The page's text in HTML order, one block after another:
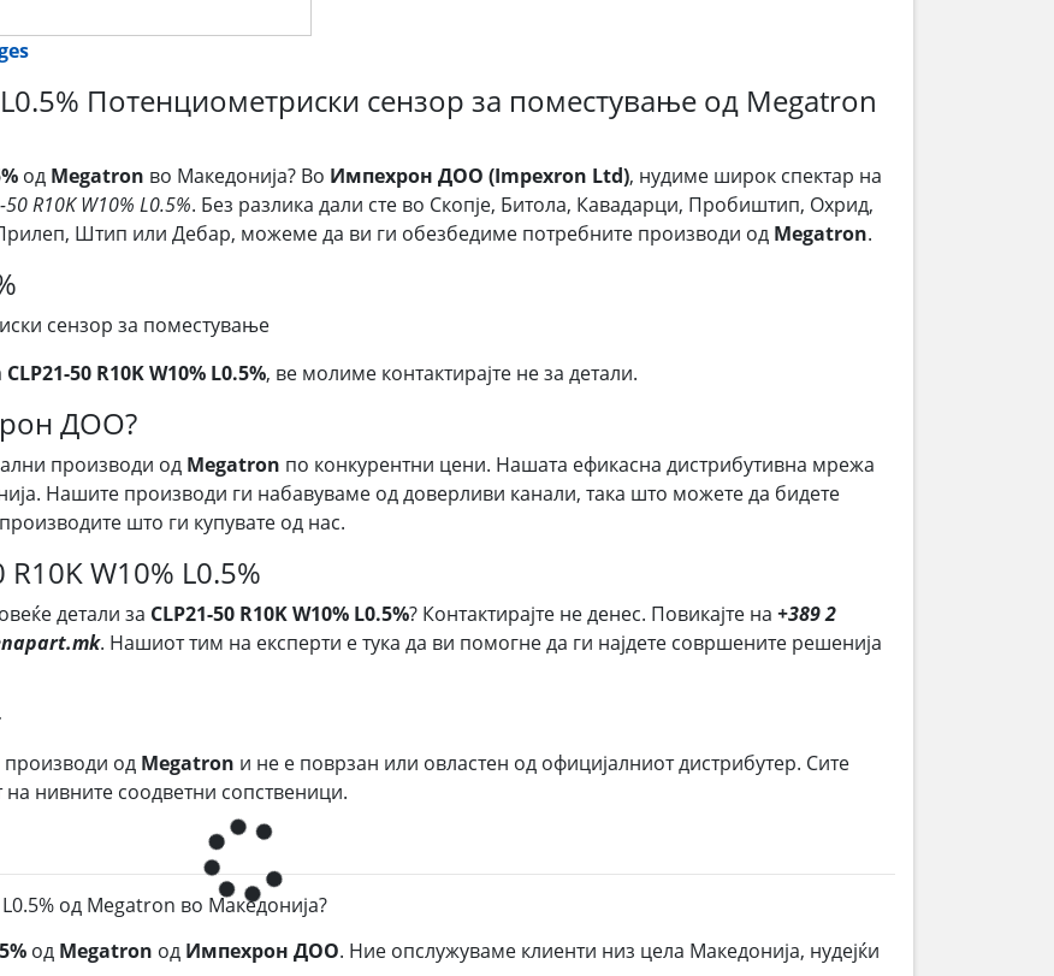
L0.5% Потенциометриски сензор за поместување од Megatron
од Megatron во Македонија? Во Импехрон ДОО (Impexron Ltd), нудиме широк спектар на
50 R10K W10% L0.5%. Без разлика дали сте во Скопје, Битола, Кавадарци, Пробиштип, Охрид,
Штип или Дебар, можеме да ви ги обезбедиме потребните производи од Megatron.
сензор за поместување
CLP21-50 R10K W10% L0.5%, ве молиме контактирајте не за детали.
ДОО?
производи од Megatron по конкурентни цени. Нашата ефикасна дистрибутивна мрежа
Нашите производи ги набавуваме од доверливи канали, така што можете да бидете
што ги купувате од нас.
R10K W10% L0.5%
детали за CLP21-50 R10K W10% L0.5%? Контактирајте не денес. Повикајте на +389 2
. Нашиот тим на експерти е тука да ви помогне да ги најдете совршените решенија
производи од Megatron и не е поврзан или овластен од официјалниот дистрибутер. Сите
нивните соодветни сопственици.
од Megatron во Македонија?
од Megatron од Импехрон ДОО. Ние опслужуваме клиенти низ цела Македонија, нудејќи